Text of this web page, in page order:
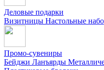
Деловые подарки
Визитницы Настольные
Промо-сувениры
Бейджи Ланъярды